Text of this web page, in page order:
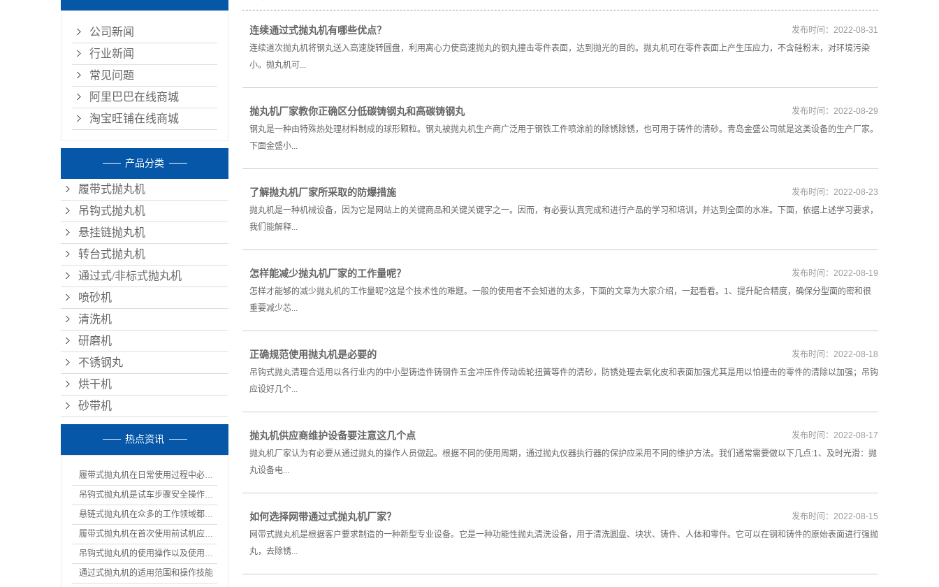
公司新闻
行业新闻
常见问题
阿里巴巴在线商城
淘宝旺铺在线商城
产品分类
履带式抛丸机
吊钩式抛丸机
悬挂链抛丸机
转台式抛丸机
通过式/非标式抛丸机
喷砂机
清洗机
研磨机
不锈钢丸
烘干机
砂带机
热点资讯
履带式抛丸机在日常使用过程中必须的注意事项
吊钩式抛丸机是试车步骤安全操作规程
悬链式抛丸机在众多的工作领域都有着重要的作用
履带式抛丸机在首次使用前试机应该如何调试呢
吊钩式抛丸机的使用操作以及使用通知
通过式抛丸机的适用范围和操作技能
连续通过式抛丸机有哪些优点？
连续道次抛丸机将钢丸送入高速旋转圆盘，利用离心力使高速抛丸的钢丸撞击零件表面，达到抛光的目的。抛丸机可在零件表面上产生压应力，不含硅粉末，对环境污染
小。抛丸机可...
发布时间：2022-08-31
抛丸机厂家教你正确区分低碳铸钢丸和高碳铸钢丸
钢丸是一种由特殊热处理材料制成的球形颗粒。钢丸被抛丸机生产商广泛用于钢铁工件喷涂前的除锈除锈，也可用于铸件的清砂。青岛金盛公司就是这类设备的生产厂家。
下面金盛小...
发布时间：2022-08-29
了解抛丸机厂家所采取的防爆措施
抛丸机是一种机械设备，因为它是网站上的关键商品和关键关键字之一。因而，有必要认真完成和进行产品的学习和培训，并达到全面的水准。下面，依据上述学习要求，
我们能解释...
发布时间：2022-08-23
怎样能减少抛丸机厂家的工作量呢？
怎样才能够的减少抛丸机的工作量呢?这是个技术性的难题。一般的使用者不会知道的太多，下面的文章为大家介绍，一起看看。1、提升配合精度，确保分型面的密和很
重要减少芯...
发布时间：2022-08-19
正确规范使用抛丸机是必要的
吊钩式抛丸清理合适用以各行业内的中小型铸造件铸钢件五金冲压件传动齿轮扭簧等件的清砂，防锈处理去氧化皮和表面加强尤其是用以怕撞击的零件的清除以加强；吊钩
应设好几个...
发布时间：2022-08-18
抛丸机供应商维护设备要注意这几个点
抛丸机厂家认为有必要从通过抛丸的操作人员做起。根据不同的使用周期，通过抛丸仪器执行器的保护应采用不同的维护方法。我们通常需要做以下几点:1、及时光滑：抛
丸设备电...
发布时间：2022-08-17
如何选择网带通过式抛丸机厂家？
网带式抛丸机是根据客户要求制造的一种新型专业设备。它是一种功能性抛丸清洗设备，用于清洗圆盘、块状、铸件、人体和零件。它可以在钢和铸件的原始表面进行强抛
丸，去除锈...
发布时间：2022-08-15